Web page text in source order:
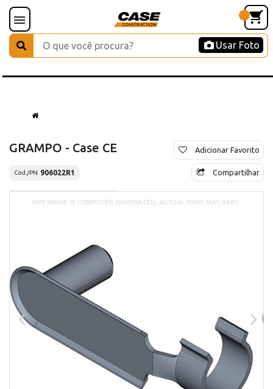
Usar Foto
GRAMPO - Case CE
Cód./PN 906022R1
Adicionar Favorito
Compartilhar